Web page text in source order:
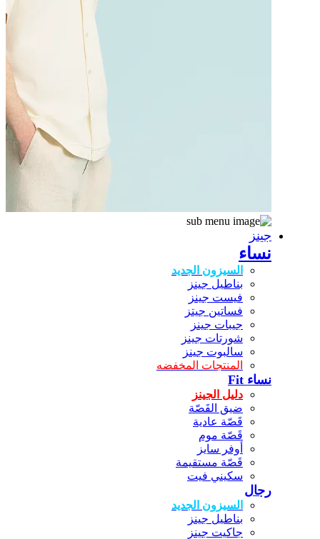
جينز
نساء
السيزون الجديد
بناطيل جينز
فيست جينز
فساتين جيتز
جيبات جينز
شورتات جينز
سالبوت جينز
المنتجات المخفضه
نساء Fit
دليل الجينز
ضيق القَصّة
قَصّة عادية
قَصّة موم
أوفر سايز
قَصّة مستقيمة
سكيني فيت
رجال
السيزون الجديد
بناطيل جينز
جاكيت جينز